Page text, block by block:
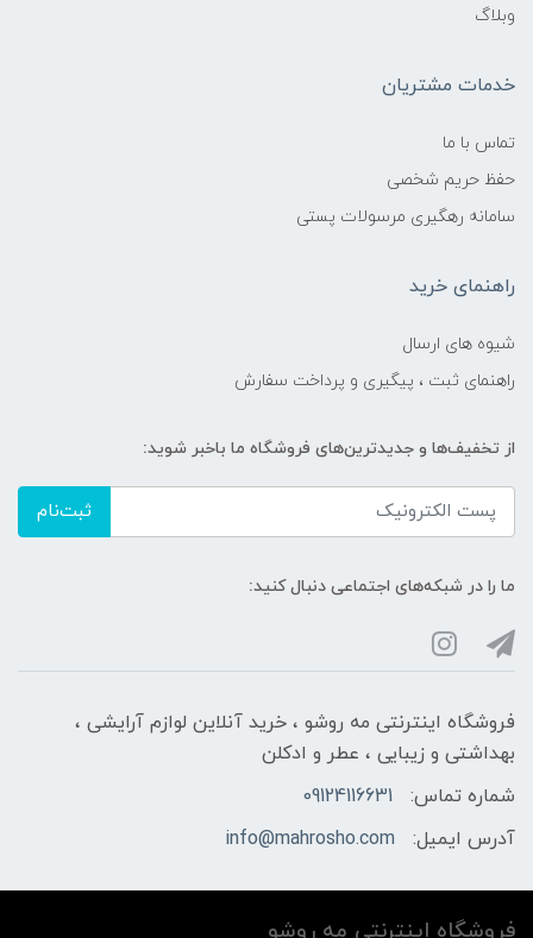
وبلاگ
خدمات مشتریان
تماس با ما
حفظ حریم شخصی
سامانه رهگیری مرسولات پستی
راهنمای خرید
شیوه های ارسال
راهنمای ثبت ، پیگیری و پرداخت سفارش
از تخفیف‌ها و جدیدترین‌های فروشگاه ما باخبر شوید:
ثبت‌نام
ما را در شبکه‌های اجتماعی دنبال کنید:
فروشگاه اینترنتی مه‌ رو‌شو ، خرید آنلاین لوازم آرایشی ،
بهداشتی و زیبایی ، عطر و ادکلن
شماره تماس:
09124116631
آدرس ایمیل:
info@mahrosho.com
فروشگاه اینترنتی مه‌ رو‌شو